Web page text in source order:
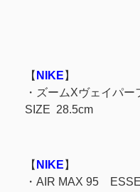
【 NIKE 】
・ ズームXヴェイパ
SIZE 28.5cm
【 NIKE 】
・AIR MAX 95